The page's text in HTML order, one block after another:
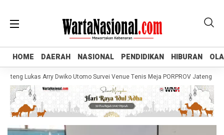
HOME DAERAH NASIONAL PENDIDIKAN HIBURAN
HOME DAERAH NASIONAL PENDIDIKAN HIBURAN
Lukas Arry Dwiko Utomo Survei Venue Tenis Meja PORPROV Jateng XVII